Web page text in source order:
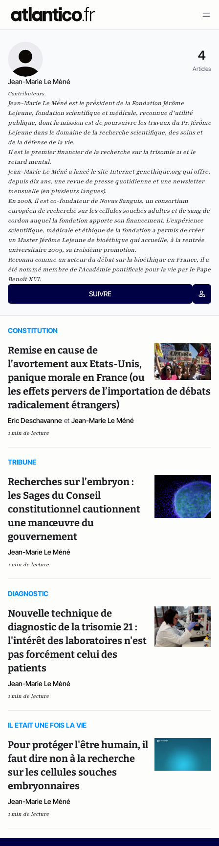
4
Articles
Jean-Marie Le Méné
Contributeurs
Jean-Marie Le Méné est le président de laFondation Jérôme
Lejeune, fondation scientifique et médicale, reconnue d’utilité
publique, dont la mission est de poursuivre les travaux du Pr. Jérôme
Lejeune dans le domaine de la recherche scientifique, des soins et
de la défense de la vie.
Il est le premier financier de la recherche sur la trisomie 21 et le
retard mental.
Jean-Marie Le Méné a lancé le site Internetgenethique.orgqui offre,
depuis dix ans, une revue de presse quotidienne et une newsletter
mensuelle (en plusieurs langues).
En 2008, il est co-fondateur de Novus Sanguis, un consortium
européen de recherche sur les cellules souches adultes et de sang de
cordon auquel la fondation apporte son financement. L’expérience
scientifique, médicale et éthique de la fondation a permis de créer
un Master Jérôme Lejeune de bioéthique qui accueille, à la rentrée
universitaire 2009, sa troisième promotion.
Reconnu comme un acteur du débat sur la bioéthique en France, il a
été nommé membre de l'Académie pontificale pour la vie par le Pape
Benoît XVI.
SUIVRE
CONSTITUTION
Remise en cause de
l’avortement aux Etats-Unis,
panique morale en France (ou
les effets pervers de l’importation de débats
radicalement étrangers)
Eric Deschavanne et Jean-Marie Le Méné
1 min de lecture
TRIBUNE
Recherches sur l’embryon :
les Sages du Conseil
constitutionnel cautionnent
une manœuvre du
gouvernement
Jean-Marie Le Méné
1 min de lecture
DIAGNOSTIC
Nouvelle technique de
diagnostic de la trisomie 21 :
l'intérêt des laboratoires n'est
pas forcément celui des
patients
Jean-Marie Le Méné
1 min de lecture
IL ETAIT UNE FOIS LA VIE
Pour protéger l'être humain, il
faut dire non à la recherche
sur les cellules souches
embryonnaires
Jean-Marie Le Méné
1 min de lecture